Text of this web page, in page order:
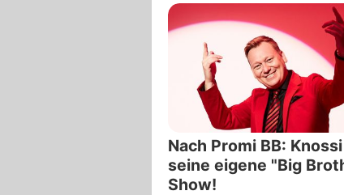
Nach Promi BB:
seine eigene "Big
Show!